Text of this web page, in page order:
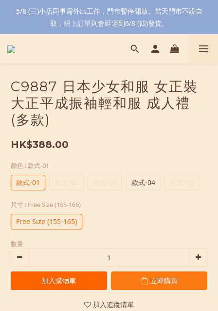
5/8 (三)小店同事需外出工作，門市暫停開放。當天門市不設自
取，網上訂單則會延遲到6/8 (四)發貨。
C9887 日本少女和服 女正裝
大正平成振袖輕和服 成人禮
(多款)
HK$388.00
顏色 : 款式-01
款式-01 款式-02 款式-03 款式-04 款式-05
尺寸 : Free Size (155-165)
Free Size (155-165)
數量
加入購物車 立即購買
加入追蹤清單